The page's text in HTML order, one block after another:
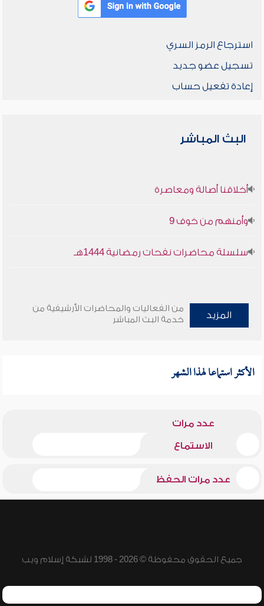
استرجاع الرمز السري
تسجيل عضو جديد
إعادة تفعيل حساب
البث المباشر
أخلاقنا أصالة ومعاصرة
وأمنهم من خوف 9
سلسلة محاضرات نفحات رمضانية 1444هـ
المزيد
من الفعاليات والمحاضرات الأرشيفية من
خدمة البث المباشر
الأكثر استماعا لهذا الشهر
عدد مرات
الاستماع
عدد مرات الحفظ
جميع الحقوق محفوظة © 2026 - 1998 لشبكة إسلام ويب